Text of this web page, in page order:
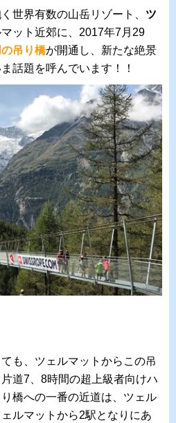
世界有数の山岳リゾート、 ツ
ット近郊に、2017年7月29
吊り橋が開通し、新たな絶景
話題を呼んでいます！！
も、ツェルマットからこの吊
道7、8時間の超上級者向けハ
橋への一番の近道は、ツェル
ルマットから2駅となりにあ